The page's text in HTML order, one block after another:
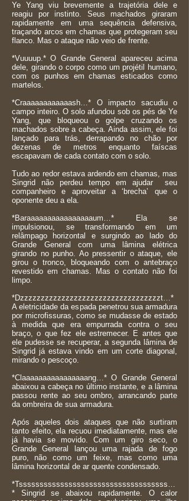
Ye Yang viu brevemente a trajetória dele e
reagiu por instinto. Seus machados giraram
rapidamente em uma sequência defensiva,
traçando arcos em chamas que protegeram seu
flanco. Mas o ataque não veio de frente.
*Vuuuup.* O Grande General apareceu acima
dele, girando o corpo como um projétil humano,
com os punhos em chamas esticados como
martelos.
*Craaaaaaaaaaaash…* O impacto sacudiu o
campo inteiro. O solo afundou sob os pés de Ye
Yang, que bloqueou o golpe cruzando os
machados sobre a cabeça. Ainda assim, ele foi
lançado para trás, derrapando no chão por
dezenas de metros enquanto faíscas
escapavam de cada contato com o solo.
Tudo ao redor estava ardendo em chamas, mas
Singrid não perdeu tempo em ajudar seu
companheiro e aproveitar a ‘brecha’ que o
oponente deu a ela.
*Baraaaaaaaaaaaaaaaaum…* Ela se
impulsionou, se transformando em um
relâmpago horizontal e surgindo ao lado do
Grande General com uma lâmina elétrica
girando no punho. Ao pressentir o ataque, ele
girou o tronco, bloqueando com o antebraço
revestido em chamas. Mas o contato não foi
limpo.
*Dzzzzzzzzzzzzzzzzzzzzzzzzzzzzzzzzzzt…*
A eletricidade da espada penetrou sua armadura
por microfissuras, como se mudasse de estado
à medida que era empurrada contra o seu
braço, o que fez ele estremecer. E antes que
ele pudesse se recuperar, a segunda lâmina de
Singrid já estava vindo em um corte diagonal,
mirando o pescoço.
*Claaaaaaaaaaaaaaaang…* O Grande General
abaixou a cabeça no último instante, e a lâmina
passou rente ao seu ombro, arrancando parte
da ombreira de sua armadura.
Após aqueles dois ataques que não surtiram
tanto efeito, ela recuou imediatamente, mas ele
já havia se movido. Com um giro seco, o
Grande General lançou uma rajada de fogo
puro, não como um feixe, mas como uma
lâmina horizontal de ar quente condensado.
*Tssssssssssssssssssssssssssssssssssss…
* Singrid se abaixou rapidamente. O calor